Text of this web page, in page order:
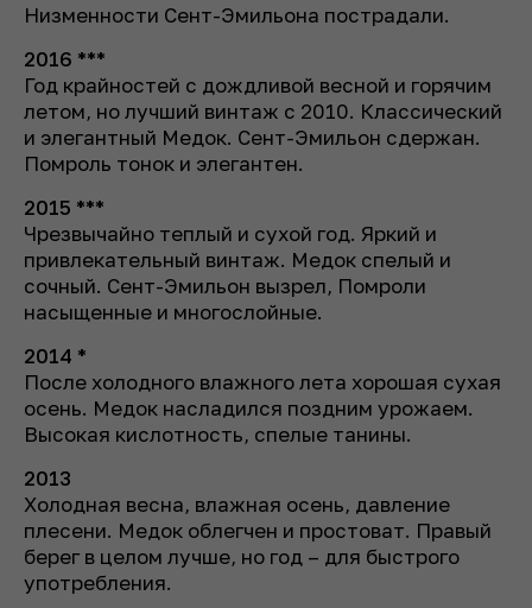
Низменности Сент-Эмильона пострадали.
2016 ***
Год крайностей с дождливой весной и горячим
летом, но лучший винтаж с 2010. Классический
и элегантный Медок. Сент-Эмильон сдержан.
Помроль тонок и элегантен.
2015 ***
Чрезвычайно теплый и сухой год. Яркий и
привлекательный винтаж. Медок спелый и
сочный. Сент-Эмильон вызрел, Помроли
насыщенные и многослойные.
2014 *
После холодного влажного лета хорошая сухая
осень. Медок насладился поздним урожаем.
Высокая кислотность, спелые танины.
2013
Холодная весна, влажная осень, давление
плесени. Медок облегчен и простоват. Правый
берег в целом лучше, но год – для быстрого
употребления.